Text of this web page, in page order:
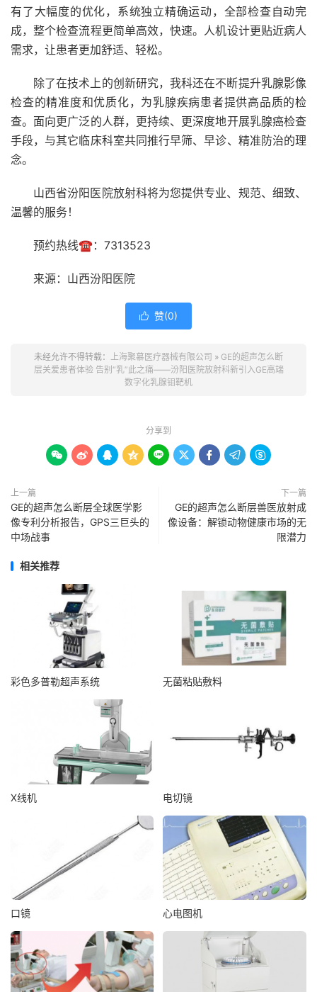
有了大幅度的优化，系统独立精确运动，全部检查自动完
成，整个检查流程更简单高效，快速。人机设计更贴近病人
需求，让患者更加舒适、轻松。
除了在技术上的创新研究，我科还在不断提升乳腺影像
检查的精准度和优质化，为乳腺疾病患者提供高品质的检
查。面向更广泛的人群，更持续、更深度地开展乳腺癌检查
手段，与其它临床科室共同推行早筛、早诊、精准防治的理
念。
山西省汾阳医院放射科将为您提供专业、规范、细致、
温馨的服务！
预约热线☎️：7313523
来源：山西汾阳医院
 赞(0)
未经允许不得转载： 上海聚慕医疗器械有限公司 » GE的超声怎么断
层关爱患者体验 告别“乳”此之痛——汾阳医院放射科新引入GE高端
数字化乳腺钼靶机
分享到
        
上一篇
GE的超声怎么断层全球医学影
像专利分析报告，GPS三巨头的
中场战事
下一篇
GE的超声怎么断层兽医放射成
像设备：解锁动物健康市场的无
限潜力
相关推荐
彩色多普勒超声系统 无菌粘贴敷料
X线机 电切镜
口镜 心电图机